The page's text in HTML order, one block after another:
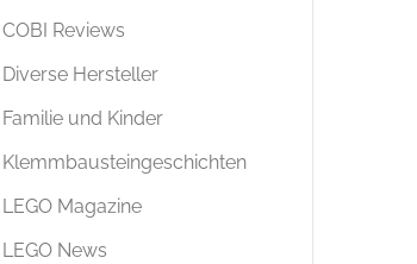
COBI Reviews
Diverse Hersteller
Familie und Kinder
Klemmbausteingeschichten
LEGO Magazine
LEGO News